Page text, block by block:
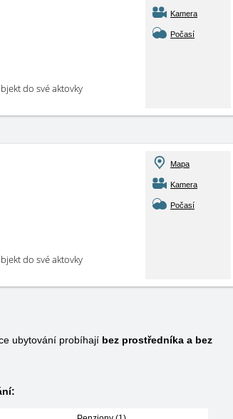
do své aktovky
Kamera
Počasí
do své aktovky
Mapa
Kamera
Počasí
ubytování probíhají bez prostředníka a bez